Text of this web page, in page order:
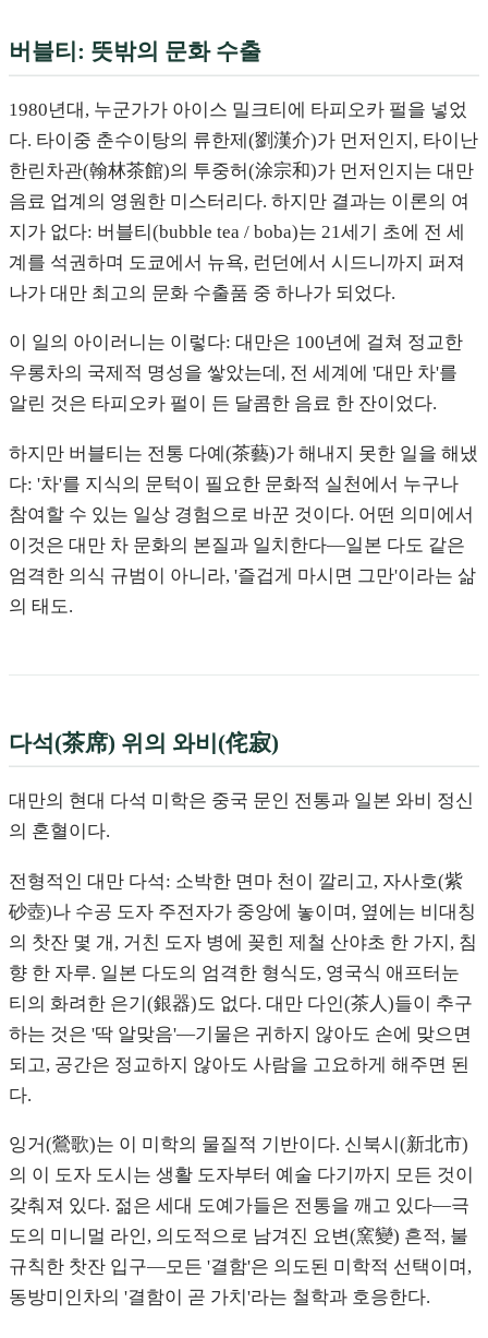
버블티: 뜻밖의 문화 수출
1980년대, 누군가가 아이스 밀크티에 타피오카 펄을 넣었
다. 타이중 춘수이탕의 류한제(劉漢介)가 먼저인지, 타이난
한린차관(翰林茶館)의 투중허(涂宗和)가 먼저인지는 대만
음료 업계의 영원한 미스터리다. 하지만 결과는 이론의 여
지가 없다: 버블티(bubble tea / boba)는 21세기 초에 전 세
계를 석권하며 도쿄에서 뉴욕, 런던에서 시드니까지 퍼져
나가 대만 최고의 문화 수출품 중 하나가 되었다.
이 일의 아이러니는 이렇다: 대만은 100년에 걸쳐 정교한
우롱차의 국제적 명성을 쌓았는데, 전 세계에 '대만 차'를
알린 것은 타피오카 펄이 든 달콤한 음료 한 잔이었다.
하지만 버블티는 전통 다예(茶藝)가 해내지 못한 일을 해냈
다: '차'를 지식의 문턱이 필요한 문화적 실천에서 누구나
참여할 수 있는 일상 경험으로 바꾼 것이다. 어떤 의미에서
이것은 대만 차 문화의 본질과 일치한다—일본 다도 같은
엄격한 의식 규범이 아니라, '즐겁게 마시면 그만'이라는 삶
의 태도.
다석(茶席) 위의 와비(侘寂)
대만의 현대 다석 미학은 중국 문인 전통과 일본 와비 정신
의 혼혈이다.
전형적인 대만 다석: 소박한 면마 천이 깔리고, 자사호(紫
砂壺)나 수공 도자 주전자가 중앙에 놓이며, 옆에는 비대칭
의 찻잔 몇 개, 거친 도자 병에 꽂힌 제철 산야초 한 가지, 침
향 한 자루. 일본 다도의 엄격한 형식도, 영국식 애프터눈
티의 화려한 은기(銀器)도 없다. 대만 다인(茶人)들이 추구
하는 것은 '딱 알맞음'—기물은 귀하지 않아도 손에 맞으면
되고, 공간은 정교하지 않아도 사람을 고요하게 해주면 된
다.
잉거(鶯歌)는 이 미학의 물질적 기반이다. 신북시(新北市)
의 이 도자 도시는 생활 도자부터 예술 다기까지 모든 것이
갖춰져 있다. 젊은 세대 도예가들은 전통을 깨고 있다—극
도의 미니멀 라인, 의도적으로 남겨진 요변(窯變) 흔적, 불
규칙한 찻잔 입구—모든 '결함'은 의도된 미학적 선택이며,
동방미인차의 '결함이 곧 가치'라는 철학과 호응한다.